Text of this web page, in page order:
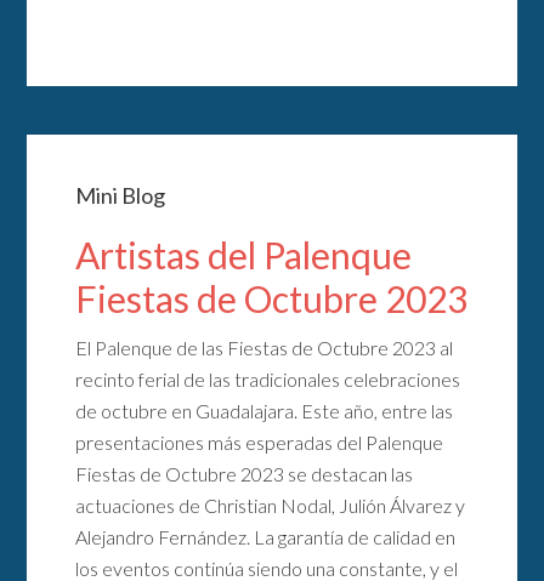
Mini Blog
Artistas del Palenque
Fiestas de Octubre 2023
El Palenque de las Fiestas de Octubre 2023 al
recinto ferial de las tradicionales celebraciones
de octubre en Guadalajara. Este año, entre las
presentaciones más esperadas del Palenque
Fiestas de Octubre 2023 se destacan las
actuaciones de Christian Nodal, Julión Álvarez y
Alejandro Fernández. La garantía de calidad en
los eventos continúa siendo una constante, y el